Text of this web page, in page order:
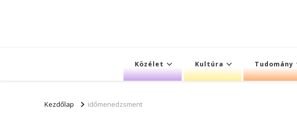
Közélet Kultúra Tudomány
Kezdőlap időmenedzsment